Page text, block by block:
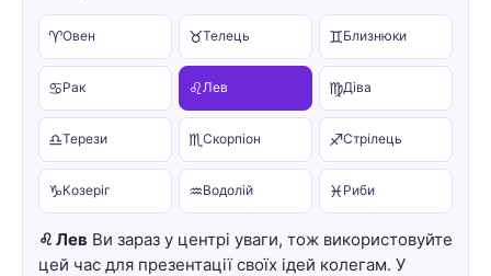
♈Овен ♉Телець ♊Близнюки
♋Рак ♌Лев ♍Діва
♎Терези ♏Скорпіон ♐Стрілець
♑Козеріг ♒Водолій ♓ Риби
♌ Лев Ви зараз у центрі уваги, тож використовуйте
цей час для презентації своїх ідей колегам. У